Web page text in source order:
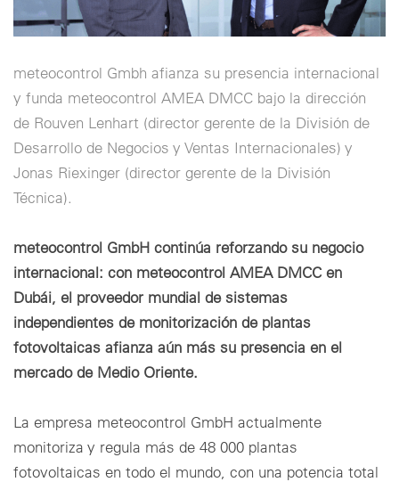
meteocontrol Gmbh afianza su presencia internacional
y funda meteocontrol AMEA DMCC bajo la dirección
de Rouven Lenhart (director gerente de la División de
Desarrollo de Negocios y Ventas Internacionales) y
Jonas Riexinger (director gerente de la División
Técnica).
meteocontrol GmbH continúa reforzando su negocio
internacional: con meteocontrol AMEA DMCC en
Dubái, el proveedor mundial de sistemas
independientes de monitorización de plantas
fotovoltaicas afianza aún más su presencia en el
mercado de Medio Oriente.
La empresa meteocontrol GmbH actualmente
monitoriza y regula más de 48 000 plantas
fotovoltaicas en todo el mundo, con una potencia total